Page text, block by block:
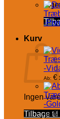
Kurv
Ingen
Tilbage til
-
-
Ab: €
-
Ab:€